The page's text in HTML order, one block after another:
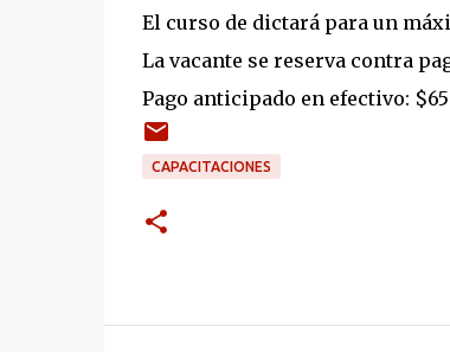
El curso de dictará para un
La vacante se reserva contra
Pago anticipado en efectivo:
CAPACITACIONES